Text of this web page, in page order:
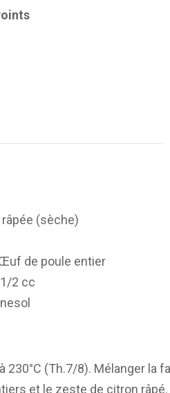
râpée (sèche)
de poule entier
2 cc
230°C (Th.7/8). Mélanger la
et le zeste de citron râpé.